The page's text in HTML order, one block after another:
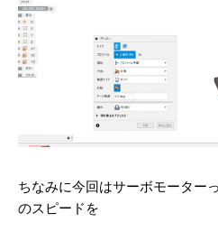
ちなみに今回はサーボモーター
のスピードを